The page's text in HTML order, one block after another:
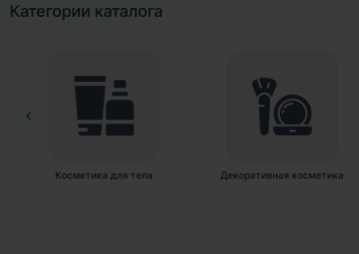
Категории каталога
Косметика для тела Декоративная косметика